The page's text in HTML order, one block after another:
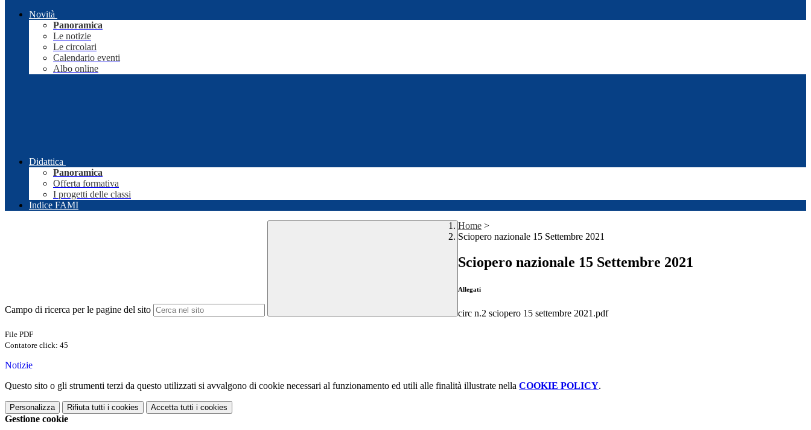
Novità
Panoramica
Le notizie
Le circolari
Calendario eventi
Albo online
Didattica
Panoramica
Offerta formativa
I progetti delle classi
Indice FAMI
Campo di ricerca per le pagine del sito
Home >
Sciopero nazionale 15 Settembre 2021
Sciopero nazionale 15 Settembre 2021
Allegati
circ n.2 sciopero 15 settembre 2021.pdf
File PDF
Contatore click: 45
Notizie
Questo sito o gli strumenti terzi da questo utilizzati si avvalgono di cookie necessari al funzionamento ed utili alle finalità illustrate nella COOKIE POLICY.
Personalizza Rifiuta tutti i cookies Accetta tutti i cookies
Gestione cookie